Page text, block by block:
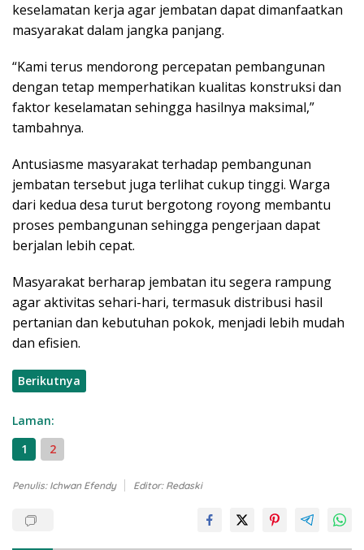
keselamatan kerja agar jembatan dapat dimanfaatkan
masyarakat dalam jangka panjang.
“Kami terus mendorong percepatan pembangunan
dengan tetap memperhatikan kualitas konstruksi dan
faktor keselamatan sehingga hasilnya maksimal,”
tambahnya.
Antusiasme masyarakat terhadap pembangunan
jembatan tersebut juga terlihat cukup tinggi. Warga
dari kedua desa turut bergotong royong membantu
proses pembangunan sehingga pengerjaan dapat
berjalan lebih cepat.
Masyarakat berharap jembatan itu segera rampung
agar aktivitas sehari-hari, termasuk distribusi hasil
pertanian dan kebutuhan pokok, menjadi lebih mudah
dan efisien.
Berikutnya
Laman:
1
2
Penulis: Ichwan Efendy Editor: Redaski